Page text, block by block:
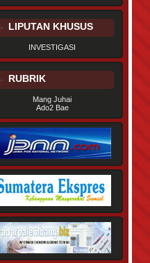
LIPUTAN KHUSUS
INVESTIGASI
RUBRIK
Mang Juhai
Ado2 Bae